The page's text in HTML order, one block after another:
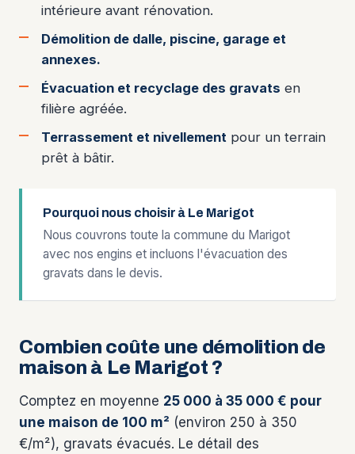
intérieure avant rénovation.
Démolition de dalle, piscine, garage et
annexes.
Évacuation et recyclage des gravats en
filière agréée.
Terrassement et nivellement pour un terrain
prêt à bâtir.
Pourquoi nous choisir à Le Marigot
Nous couvrons toute la commune du Marigot
avec nos engins et incluons l'évacuation des
gravats dans le devis.
Combien coûte une démolition de
maison à Le Marigot ?
Comptez en moyenne 25 000 à 35 000 € pour
une maison de 100 m² (environ 250 à 350
€/m²), gravats évacués. Le détail des